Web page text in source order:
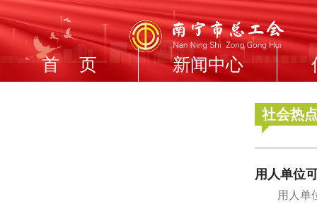
首 页 新闻中心
社会热
用人单位
用人单